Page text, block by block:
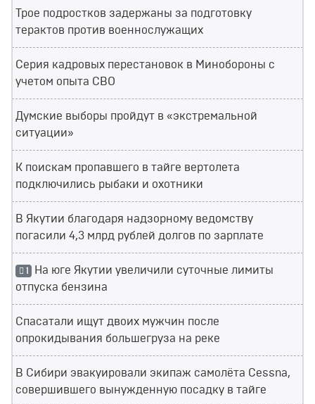
Трое подростков задержаны за подготовку
терактов против военнослужащих
Серия кадровых перестановок в Минобороны с
учетом опыта СВО
Думские выборы пройдут в «экстремальной
ситуации»
К поискам пропавшего в тайге вертолета
подключились рыбаки и охотники
В Якутии благодаря надзорному ведомству
погасили 4,3 млрд рублей долгов по зарплате
1 На юге Якутии увеличили суточные лимиты
отпуска бензина
Спасатали ищут двоих мужчин после
опрокидывания большегруза на реке
В Сибири эвакуировали экипаж самолёта Cessna,
совершившего вынужденную посадку в тайге